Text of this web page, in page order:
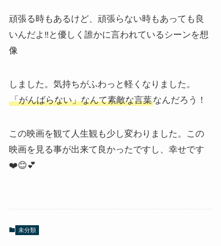
頑張る時もあるけど、頑張らない時もあっても良
いんだよ‼と優しく誰かに言われているシーンを想
像
しました。気持ちがふわっと軽くなりました。
「がんばらない」なんて素敵な言葉なんだろう！
この映画を観て人生観も少し変わりました。この
映画を見る事が出来て良かったですし、幸せです
❤️😊💕
未分類